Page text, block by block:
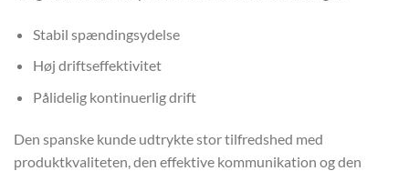
Stabil spændingsydelse
Høj driftseffektivitet
Pålidelig kontinuerlig drift
Den spanske kunde udtrykte stor tilfredshed med
produktkvaliteten, den effektive kommunikation og den